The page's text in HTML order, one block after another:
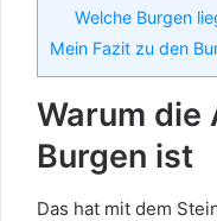
Welche Burgen
Mein Fazit zu den
Warum die
Burgen ist
Das hat mit dem